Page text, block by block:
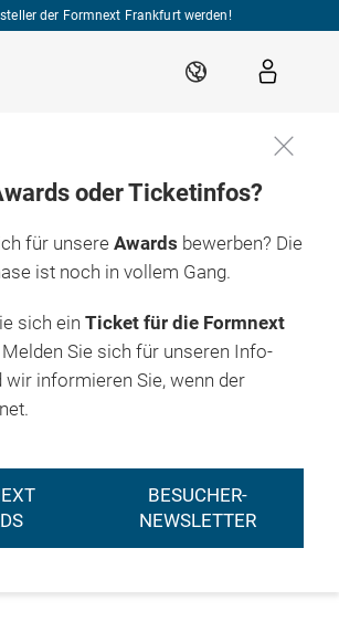
der Formnext Frankfurt werden!
DE
oder Ticketinfos?
für unsere Awards bewerben? Die
ist noch in vollem Gang.
sich ein Ticket für die Formnext
Sie sich für unseren Info-
wir informieren Sie, wenn der
BESUCHER-
NEWSLETTER